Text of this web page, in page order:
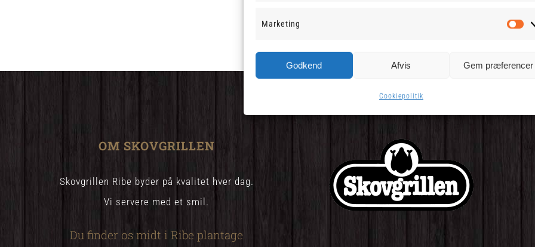
Marketing
Godkend Afvis Gem præferencer
Cookiepolitik
OM SKOVGRILLEN
Skovgrillen Ribe byder på kvalitet hver dag.
Vi servere med et smil.
Du finder os midt i Ribe plantage